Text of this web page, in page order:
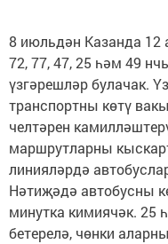
8 июльдән Казанда 12
72, 77, 47, 25 һәм 49
үзгәрешләр булачак.
транспортны көтү
челтәрен
маршрутларны
линияләрдә
Нәтиҗәдә автобусны
минутка кимиячәк.
бетерелә, чөнки